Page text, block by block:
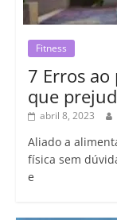
Fitness
7 Erros
que
abril 8, 2023
Aliado a
física sem
e